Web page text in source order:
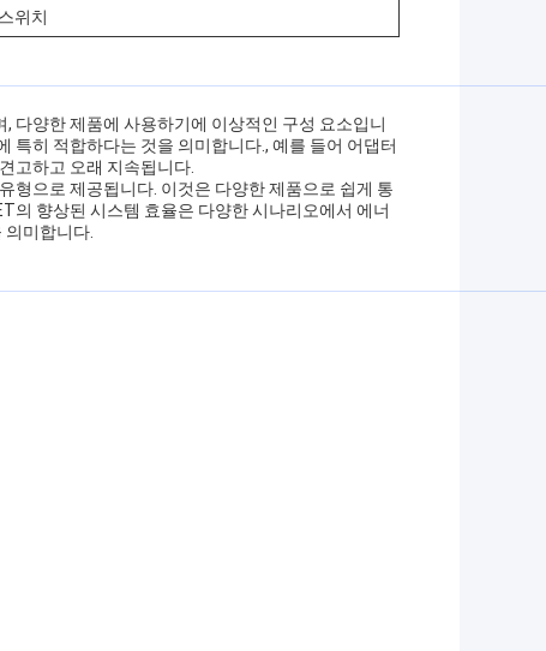
위치
다양한 제품에 사용하기에 이상적인 구성 요소입니
특히 적합하다는 것을 의미합니다., 예를 들어 어댑터
고하고 오래 지속됩니다.
형으로 제공됩니다. 이것은 다양한 제품으로 쉽게 통
의 향상된 시스템 효율은 다양한 시나리오에서 에너
의미합니다.